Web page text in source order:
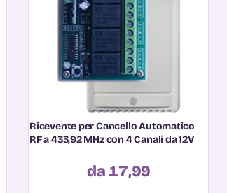
Ricevente per Cancello Automatico
RF a 433,92 MHz con 4 Canali da 12V
da 17,99